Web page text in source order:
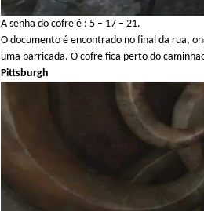
A senha do cofre é : 5 – 17 – 21.
O documento é encontrado no final da rua,
uma barricada. O cofre fica perto do
Pittsburgh